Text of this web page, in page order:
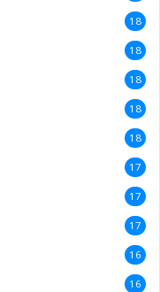
18
18
18
18
18
17
17
17
16
16